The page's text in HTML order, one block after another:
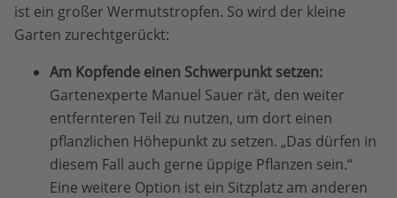
ist ein großer Wermutstropfen. So wird der kleine
Garten zurechtgerückt:
Am Kopfende einen Schwerpunkt setzen:
Gartenexperte Manuel Sauer rät, den weiter
entfernteren Teil zu nutzen, um dort einen
pflanzlichen Höhepunkt zu setzen. „Das dürfen in
diesem Fall auch gerne üppige Pflanzen sein.“
Eine weitere Option ist ein Sitzplatz am anderen